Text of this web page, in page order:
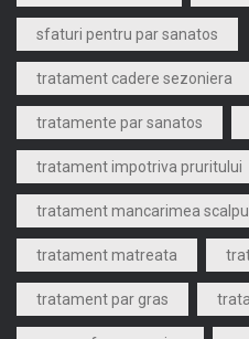
sfaturi pentru par sanatos
tratament cadere sezoniera
tratamente par sanatos
tratament impotriva pruritului
tratament mancarimea
tratament matreata
tratament par gras